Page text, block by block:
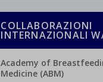
COLLABORAZIONI
INTERNAZIONALI
Academy of
Medicine (ABM)